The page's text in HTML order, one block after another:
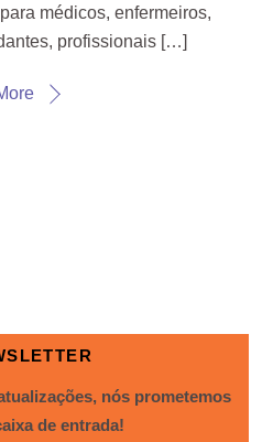
médicos, enfermeiros,
profissionais […]
nós prometemos
de entrada!